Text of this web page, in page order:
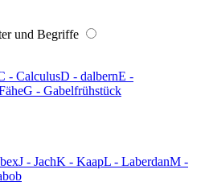
und Begriffe
- CalculusD - dalbernE -
G - Gabelfrühstück
J - JachK - KaapL - LaberdanM -